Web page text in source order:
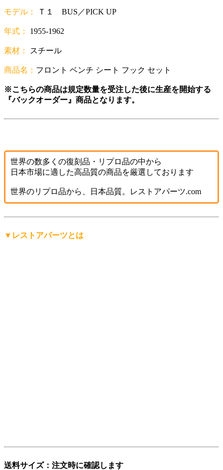
モデル： Ｔ１ BUS／PICK UP
年式： 1955-1962
素材： スチール
商品名： フロント ベンチ シート フック セット
※こちらの商品は規定数量を受注した後に生産を開始する
『バックオーダー』商品となります。
世界の数多くの復刻品・リプロ品の中から
日本市場に適した高品質の商品を厳選しております
世界のリプロ品から、日本品質。レストアパーツ.com
▼レストアパーツとは
送料サイズ：注文時に確認します